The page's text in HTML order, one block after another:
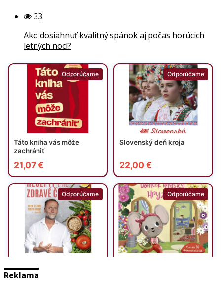
33
Ako dosiahnuť kvalitný spánok aj počas horúcich
letných nocí?
Reklama